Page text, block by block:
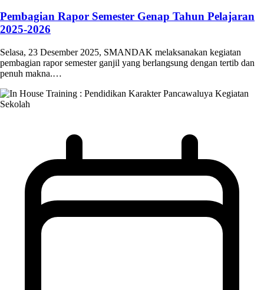
Pembagian Rapor Semester Genap Tahun Pelajaran
2025-2026
Selasa, 23 Desember 2025, SMANDAK melaksanakan kegiatan
pembagian rapor semester ganjil yang berlangsung dengan tertib dan
penuh makna.…
Kegiatan
Sekolah